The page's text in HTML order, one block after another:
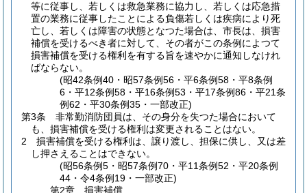
等に従事し、若しくは救急業務に協力し、若しくは応急措
置の業務に従事したことによる負傷若しくは疾病により死
亡し、若しくは障害の状態となつた場合は、市長は、損害
補償を受けるべき者に対して、その者がこの条例によつて
損害補償を受ける権利を有する旨を速やかに通知しなけれ
ばならない。
(昭42条例40・昭57条例56・平6条例58・平8条例
6・平12条例58・平16条例53・平17条例86・平21条
例62・平30条例35・一部改正)
第3条
非常勤消防団員は、その身分を失つた場合において
も、損害補償を受ける権利は変更されることはない。
2
損害補償を受ける権利は、譲り渡し、担保に供し、又は差
し押さえることはできない。
(昭56条例5・昭57条例70・平11条例52・平20条例
44・令4条例19・一部改正)
第2章
損害補償